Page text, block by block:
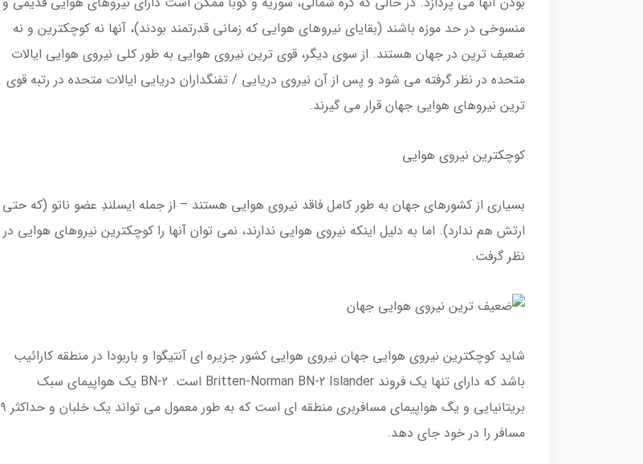
منسوخی در حد موزه باشند (بقایای نیروهای هوایی که زمانی قدرتمند بودند)، آنها نه کوچکترین و نه
ضعیف ترین در جهان هستند. از سوی دیگر، قوی ترین نیروی هوایی به طور کلی نیروی هوایی ایالات
متحده در نظر گرفته می شود و پس از آن نیروی دریایی / تفنگداران دریایی ایالات متحده در رتبه قوی
ترین نیروهای هوایی جهان قرار می گیرند.
کوچکترین نیروی هوایی
بسیاری از کشورهای جهان به طور کامل فاقد نیروی هوایی هستند – از جمله ایسلندِ عضو ناتو (که حتی
ارتش هم ندارد). اما به دلیل اینکه نیروی هوایی ندارند، نمی توان آنها را کوچکترین نیروهای هوایی در
نظر گرفت.
شاید کوچکترین نیروی هوایی جهان نیروی هوایی کشور جزیره ای آنتیگوا و باربودا در منطقه کارائیب
باشد که دارای تنها یک فروند Britten-Norman BN-2 Islander است. BN-2 یک هواپیمای سبک
بریتانیایی و یگ هواپیمای مسافربری منطقه ای است که به طور معمول می تواند یک خلبان و حداکثر ۹
مسافر را در خود جای دهد.